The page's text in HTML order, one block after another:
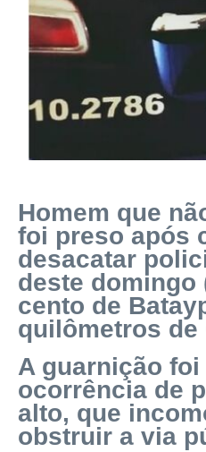
Homem que
foi preso após
desacatar
deste domingo
cento de
quilômetros de
A guarnição
ocorrência de
alto, que
obstruir a via